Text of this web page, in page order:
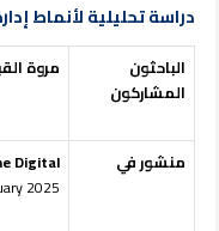
دراسة تحليلية لأنماط
الباحثون
المشاركون
مروة
منشور في
Digital
2025.